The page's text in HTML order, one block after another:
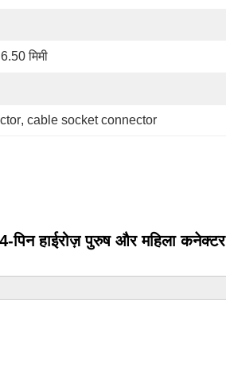
मिमी
, cable socket connector
पिन हाईरोज़ पुरुष और महिला कनेक्टर